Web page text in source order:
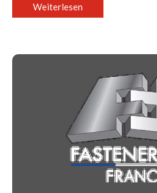
Weiterlesen